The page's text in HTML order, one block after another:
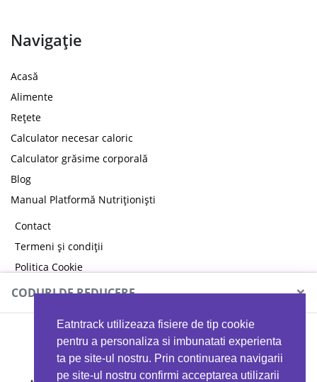
Eatntrack utilizeaza fisiere de tip cookie
pentru a personaliza si imbunatati experienta
ta pe site-ul nostru. Prin continuarea navigarii
pe site-ul nostru confirmi acceptarea utilizarii
Navigație
Acasă
Alimente
Rețete
Calculator necesar caloric
Calculator grăsime corporală
Blog
Manual Platformă Nutriționiști
Contact
Termeni și condiții
Politica Cookie
Politica de confidențialitate
CODURI DE REDUCERE ×
MYPROTEIN